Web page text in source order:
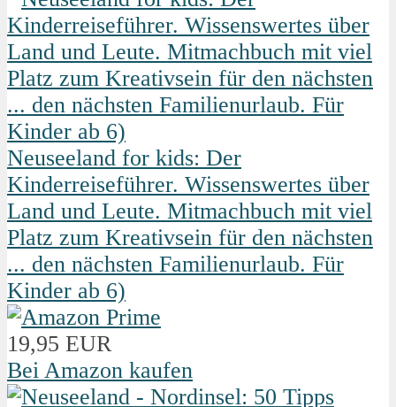
Neuseeland for kids: Der
Kinderreiseführer. Wissenswertes über
Land und Leute. Mitmachbuch mit viel
Platz zum Kreativsein für den nächsten
... den nächsten Familienurlaub. Für
Kinder ab 6)
19,95 EUR
Bei Amazon kaufen